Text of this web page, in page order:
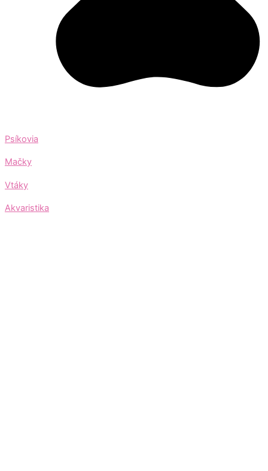
Psíkovia
Mačky
Vtáky
Akvaristika